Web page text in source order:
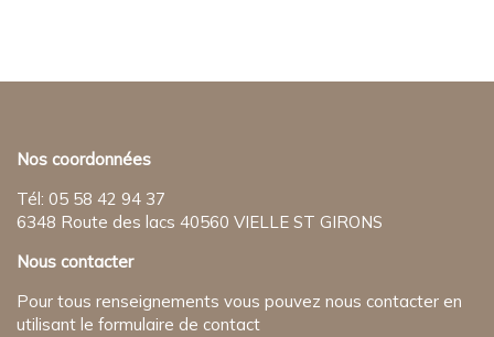
Nos coordonnées
Tél: 05 58 42 94 37
6348 Route des lacs 40560 VIELLE ST GIRONS
Nous contacter
Pour tous renseignements vous pouvez nous contacter en
utilisant le formulaire de contact